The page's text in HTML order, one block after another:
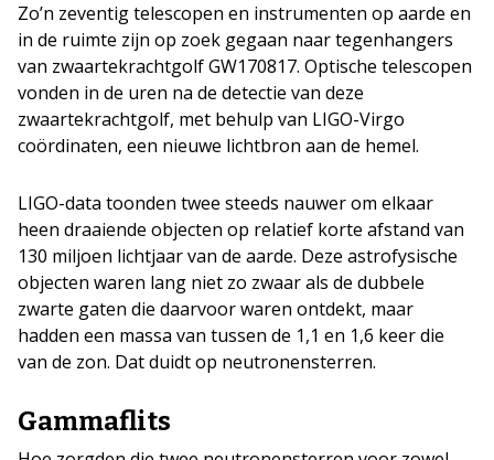
Zo’n zeventig telescopen en instrumenten op aarde en
in de ruimte zijn op zoek gegaan naar tegenhangers
van zwaartekrachtgolf GW170817. Optische telescopen
vonden in de uren na de detectie van deze
zwaartekrachtgolf, met behulp van LIGO-Virgo
coördinaten, een nieuwe lichtbron aan de hemel.
LIGO-data toonden twee steeds nauwer om elkaar
heen draaiende objecten op relatief korte afstand van
130 miljoen lichtjaar van de aarde. Deze astrofysische
objecten waren lang niet zo zwaar als de dubbele
zwarte gaten die daarvoor waren ontdekt, maar
hadden een massa van tussen de 1,1 en 1,6 keer die
van de zon. Dat duidt op neutronensterren.
Gammaflits